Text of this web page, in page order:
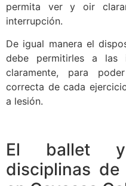
permita ver y oir
interrupción.
De igual manera el
debe permitirles a las
claramente, para
correcta de cada
a lesión.
El ballet
disciplinas